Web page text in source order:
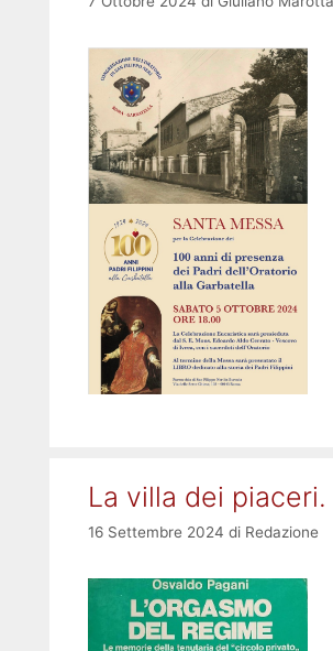
La villa dei
16 Settembre 2024 di Redazione